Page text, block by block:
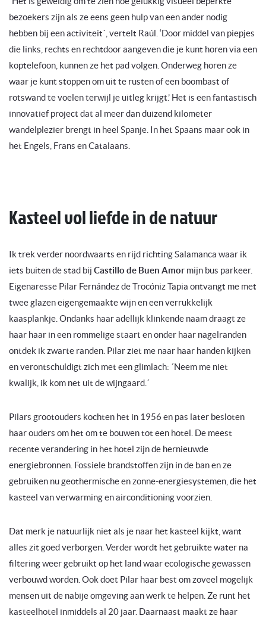
bezoekers zijn als ze eens geen hulp van een ander nodig
hebben bij een activiteit´, vertelt Raúl. ‘Door middel van piepjes
die links, rechts en rechtdoor aangeven die je kunt horen via een
koptelefoon, kunnen ze het pad volgen. Onderweg horen ze
waar je kunt stoppen om uit te rusten of een boombast of
rotswand te voelen terwijl je uitleg krijgt.’ Het is een fantastisch
innovatief project dat al meer dan duizend kilometer
wandelplezier brengt in heel Spanje. In het Spaans maar ook in
het Engels, Frans en Catalaans.
Kasteel vol liefde in de natuur
Ik trek verder noordwaarts en rijd richting Salamanca waar ik
iets buiten de stad bij Castillo de Buen Amor mijn bus parkeer.
Eigenaresse Pilar Fernández de Trocóniz Tapia ontvangt me met
twee glazen eigengemaakte wijn en een verrukkelijk
kaasplankje. Ondanks haar adellijk klinkende naam draagt ze
haar haar in een rommelige staart en onder haar nagelranden
ontdek ik zwarte randen. Pilar ziet me naar haar handen kijken
en verontschuldigt zich met een glimlach: ´Neem me niet
kwalijk, ik kom net uit de wijngaard.´
Pilars grootouders kochten het in 1956 en pas later besloten
haar ouders om het om te bouwen tot een hotel. De meest
recente verandering in het hotel zijn de hernieuwde
energiebronnen. Fossiele brandstoffen zijn in de ban en ze
gebruiken nu geothermische en zonne-energiesystemen, die het
kasteel van verwarming en airconditioning voorzien.
Dat merk je natuurlijk niet als je naar het kasteel kijkt, want
alles zit goed verborgen. Verder wordt het gebruikte water na
filtering weer gebruikt op het land waar ecologische gewassen
verbouwd worden. Ook doet Pilar haar best om zoveel mogelijk
mensen uit de nabije omgeving aan werk te helpen. Ze runt het
kasteelhotel inmiddels al 20 jaar. Daarnaast maakt ze haar